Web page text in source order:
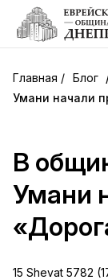
Блог
Умани начали
В
Умани
15 Shevat 5782